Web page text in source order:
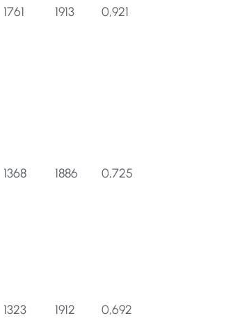
1761 1913 0,921
1368 1886 0,725
1323 1912 0,692